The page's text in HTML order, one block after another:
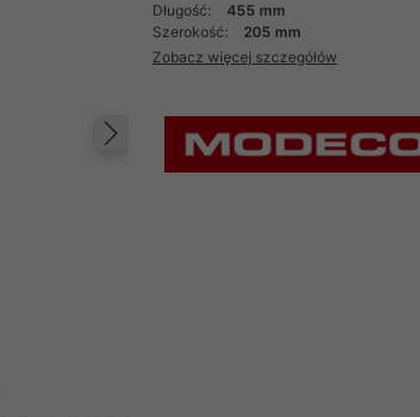
Następny
Długość:
455 mm
Szerokość:
205 mm
Zobacz więcej szczegółów